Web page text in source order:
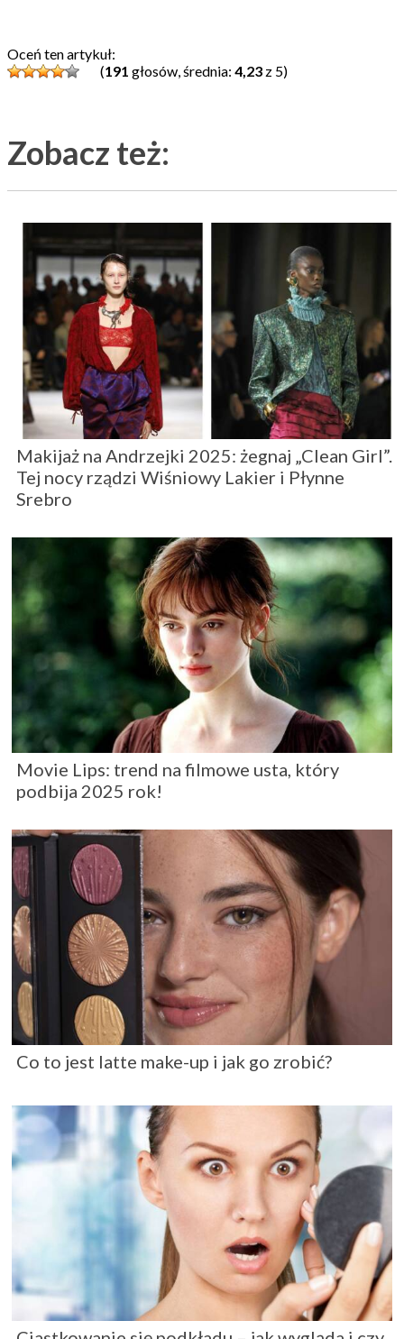
Oceń ten artykuł:
(191 głosów, średnia: 4,23 z 5)
Zobacz też:
Makijaż na Andrzejki 2025: żegnaj „Clean Girl”.
Tej nocy rządzi Wiśniowy Lakier i Płynne
Srebro
Movie Lips: trend na filmowe usta, który
podbija 2025 rok!
Co to jest latte make-up i jak go zrobić?